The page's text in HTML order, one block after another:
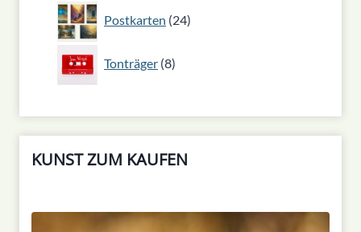
Postkarten 24
24
Produkte
Tonträger 8
8
Produkte
KUNST ZUM KAUFEN